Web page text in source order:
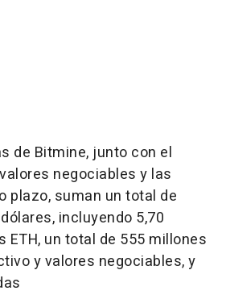
de Bitmine, junto con el
negociables y las
plazo, suman un total de
incluyendo 5,70
ETH, un total de 555 millones
y valores negociables, y